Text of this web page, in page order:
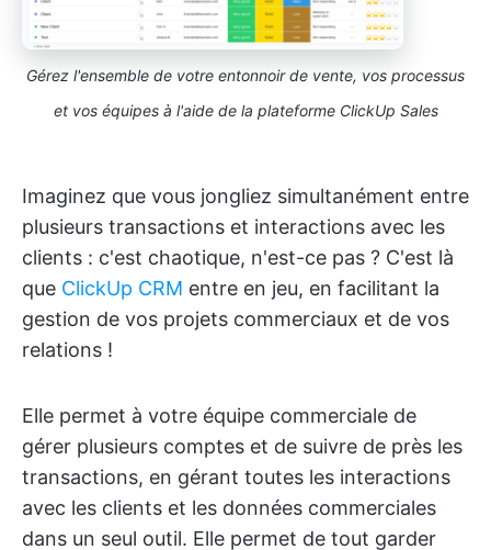
Gérez l'ensemble de votre entonnoir de vente, vos processus
et vos équipes à l'aide de la plateforme ClickUp Sales
Imaginez que vous jongliez simultanément entre
plusieurs transactions et interactions avec les
clients : c'est chaotique, n'est-ce pas ? C'est là
que ClickUp CRM entre en jeu, en facilitant la
gestion de vos projets commerciaux et de vos
relations !
Elle permet à votre équipe commerciale de
gérer plusieurs comptes et de suivre de près les
transactions, en gérant toutes les interactions
avec les clients et les données commerciales
dans un seul outil. Elle permet de tout garder